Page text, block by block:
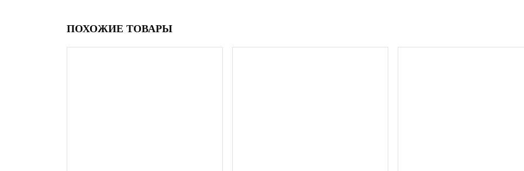
ПОХОЖИЕ ТОВАРЫ